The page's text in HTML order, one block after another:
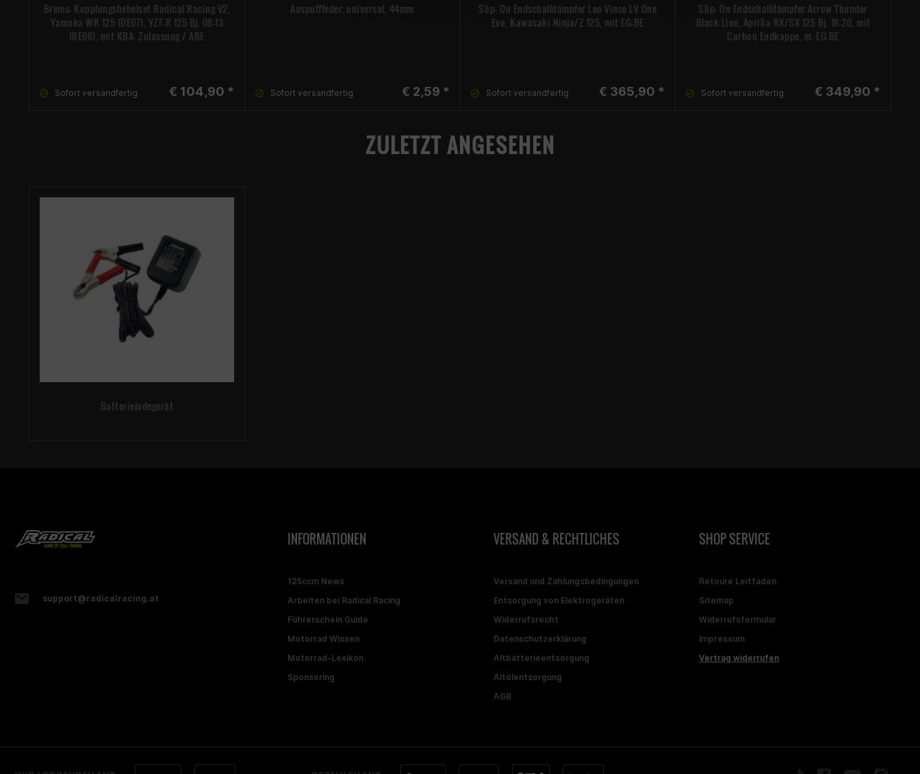
Brems- Kupplungshebelset Radical Racing V2,
Yamaha WR 125 (DE07), YZF-R 125 Bj. 08-13
(RE06), mit KBA- Zulassung / ABE
Sofort versandfertig € 104,90 *
Auspufffeder, universal, 44mm
Sofort versandfertig € 2,59 *
Slip- On Endschalldämpfer Leo Vince LV One
Evo, Kawasaki Ninja/Z 125, mit EG-BE
Sofort versandfertig € 365,90 *
Slip- On Endschalldämpfer Arrow Thunder
Black Line, Aprilia RX/SX 125 Bj. 18-20, mit
Carbon Endkappe, m. EG-BE
Sofort versandfertig € 349,90 *
ZULETZT ANGESEHEN
Batterieladegerät
support@radicalracing.at
INFORMATIONEN
125ccm News
Arbeiten bei Radical Racing
Führerschein Guide
Motorrad Wissen
Motorrad-Lexikon
Sponsoring
VERSAND & RECHTLICHES
Versand und Zahlungsbedingungen
Entsorgung von Elektrogeräten
Widerrufsrecht
Datenschutzerklärung
Altbatterieentsorgung
Altölentsorgung
AGB
SHOP SERVICE
Retoure Leitfaden
Sitemap
Widerrufsformular
Impressum
Vertrag widerrufen